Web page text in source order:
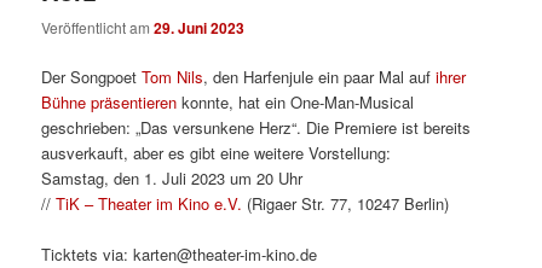
Veröffentlicht am29. Juni 2023
Der SongpoetTom Nils, den Harfenjule ein paar Mal aufihrer
Bühne präsentieren konnte, hat ein One-Man-Musical
geschrieben: „Das versunkene Herz“. Die Premiere ist bereits
ausverkauft, aber es gibt eine weitere Vorstellung:
Samstag, den 1. Juli 2023 um 20 Uhr
//TiK – Theater im Kino e.V. (Rigaer Str. 77, 10247 Berlin)
Ticktets via: karten@theater-im-kino.de